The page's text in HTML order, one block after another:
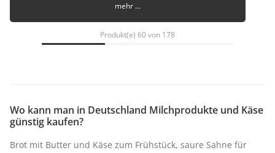
mehr ...
Produkt(e) 60 von 178
Wo kann man in Deutschland Milchprodukte und Käse
günstig kaufen?
Brot mit Butter und Käse zum Frühstück, saure Sahne für